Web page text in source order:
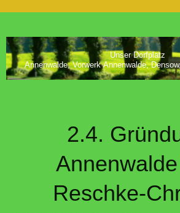
Unser Dorfplatz
Annenwalde, Vorwerk Annenwalde,
2.4.
Reschke-